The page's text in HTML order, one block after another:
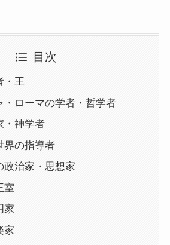
目次
・王
・ローマの学者・哲学者
・神学者
界の指導者
政治家・思想家
室
家
家